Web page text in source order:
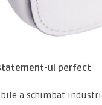
ul perfect
a schimbat